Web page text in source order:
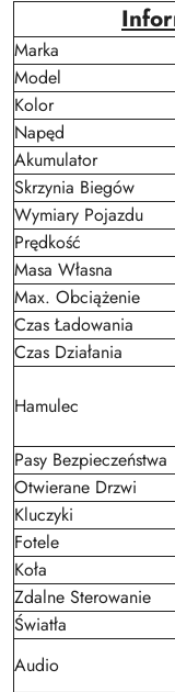
Marka
Model
Kolor
Napęd
Akumulator
Skrzynia Biegów
Wymiary Pojazdu
Prędkość
Masa Własna
Max. Obciążenie
Czas Ładowania
Czas Działania
Hamulec
Pasy Bezpieczeństwa
Otwierane Drzwi
Kluczyki
Fotele
Koła
Zdalne Sterowanie
Światła
Audio